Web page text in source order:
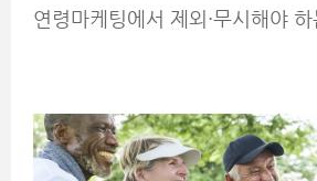
연령마케팅에서 제외·무시해야